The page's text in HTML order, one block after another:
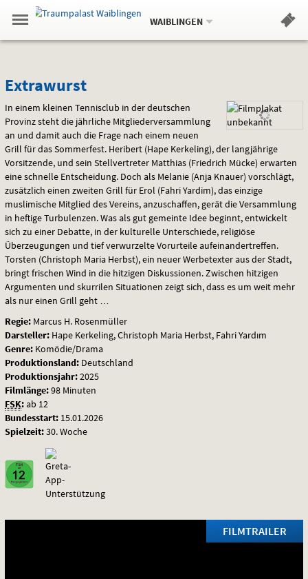
Springe
zum
,zum
.
Navigation
Gehe
zur
Standortauswahl
Standort:
WAIBLINGEN.
Hinweis
Extrawurst
Extrawurst
In einem kleinen Tennisclub in der deutschen
Provinz steht die jährliche Mitgliederversammlung
an und damit auch die Frage nach einem neuen
Grill für das Sommerfest. Heribert (Hape Kerkeling), der langjährige
Vorsitzende, und sein Stellvertreter Matthias (Friedrich Mücke) erwarten
eine schnelle Entscheidung. Doch als Melanie (Anja Knauer) vorschlägt,
zusätzlich einen zweiten Grill für Erol (Fahri Yardim), das einzige
muslimische Mitglied des Vereins, anzuschaffen, gerät die Versammlung
in heftige Turbulenzen. Was als gut gemeinte Idee beginnt, entwickelt
sich zu einer Debatte, in der kulturelle Unterschiede, religiöse
Überzeugungen und tief verwurzelte Vorurteile aufeinandertreffen.
Torsten (Christoph Maria Herbst), ein neuer Werbetexter aus der Stadt,
bringt frischen Wind in die hitzigen Diskussionen. Zwischen hitzigen
Argumenten und skurrilen Situationen zeigt sich, dass es um weit mehr
als nur einen Grill geht …
Regie: Marcus H. Rosenmüller
Darsteller: Hape Kerkeling, Christoph Maria Herbst, Fahri Yardım
Genre: Komödie/Drama
Produktionsland: Deutschland
Produktionsjahr:2025
Filmlänge:98 Minuten
FSK:ab 12
Bundesstart: 15.01.2026
Spielzeit:30. Woche
FILMTRAILER